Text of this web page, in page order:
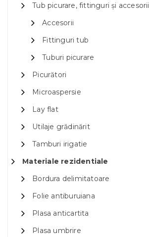
Tub picurare, fittinguri și accesorii
Accesorii
Fittinguri tub
Tuburi picurare
Picurători
Microaspersie
Lay flat
Utilaje grădinărit
Tamburi irigatie
Materiale rezidentiale
Bordura delimitatoare
Folie antiburuiana
Plasa anticartita
Plasa umbrire